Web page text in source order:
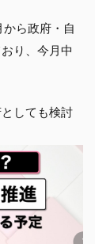
ら政府・自
り、今月中
しても検討